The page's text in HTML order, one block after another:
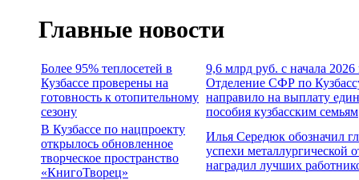
Главные новости
Более 95% теплосетей в
Кузбассе проверены на
готовность к отопительному
сезону
9,6 млрд руб. с начала 2026
Отделение СФР по
направило на выплату
пособия кузбасским семьям
В Кузбассе по нацпроекту
открылось обновленное
творческое пространство
«КнигоТворец»
Илья Середюк обозначил
успехи металлургической
наградил лучших